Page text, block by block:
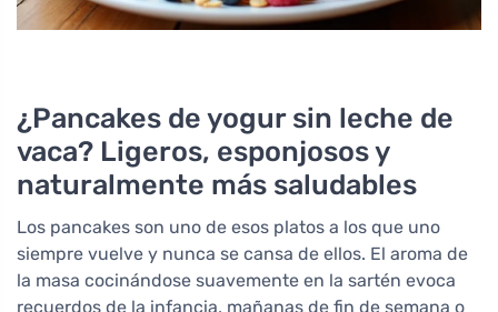
¿Pancakes de yogur sin leche de
vaca? Ligeros, esponjosos y
naturalmente más saludables
Los pancakes son uno de esos platos a los que uno
siempre vuelve y nunca se cansa de ellos. El aroma de
la masa cocinándose suavemente en la sartén evoca
recuerdos de la infancia, mañanas de fin de semana o